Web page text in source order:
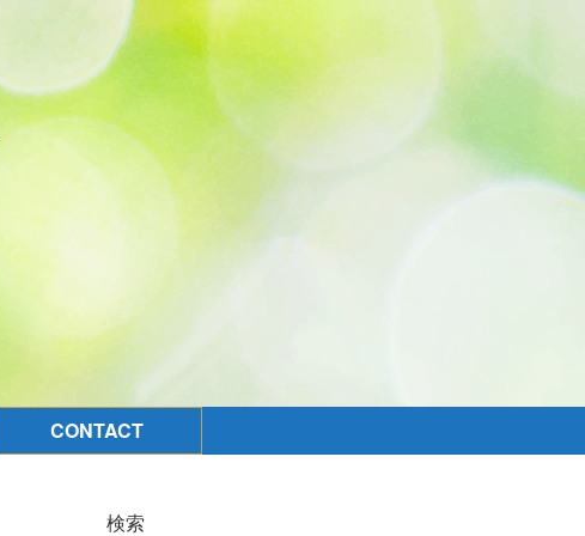
CONTACT
検索